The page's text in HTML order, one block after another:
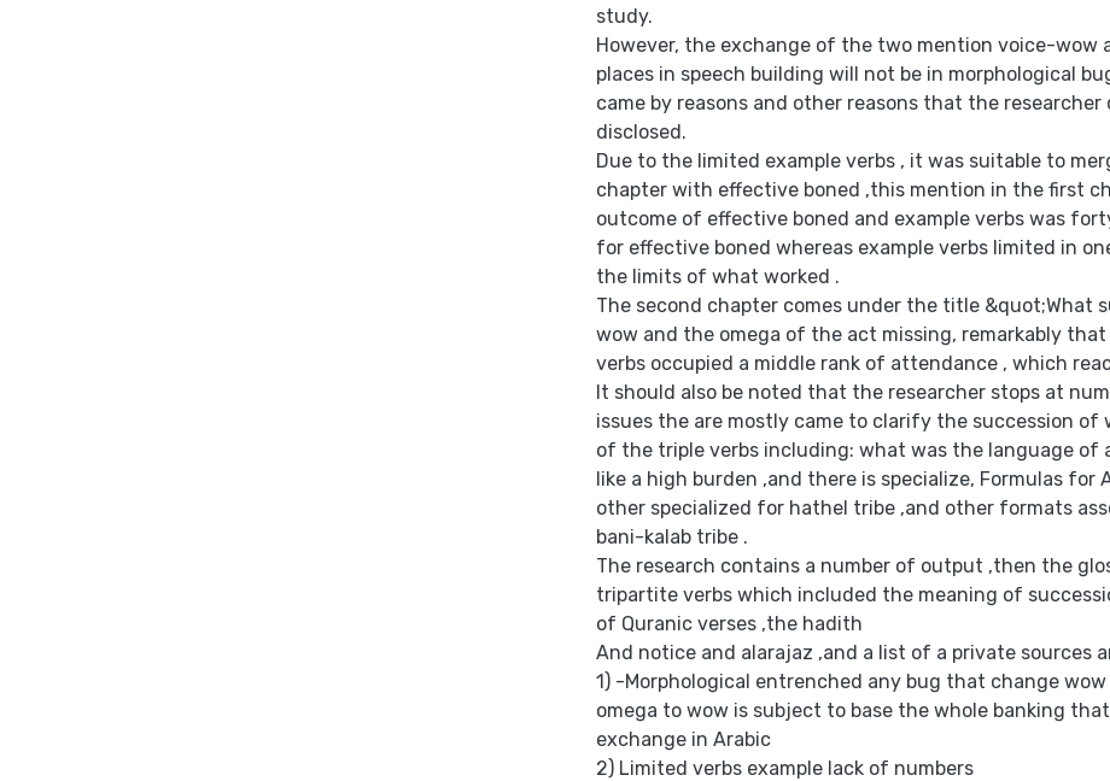
study.
However, the exchange of the two mention voice-wow
places in speech building will not be in morphological
came by reasons and other reasons that the researcher
disclosed.
Due to the limited example verbs , it was suitable to
chapter with effective boned ,this mention in the first
outcome of effective boned and example verbs was
for effective boned whereas example verbs limited in
the limits of what worked .
The second chapter comes under the title &quot;What
wow and the omega of the act missing, remarkably
verbs occupied a middle rank of attendance , which
It should also be noted that the researcher stops at
issues the are mostly came to clarify the succession of
of the triple verbs including: what was the language of
like a high burden ,and there is specialize, Formulas for
other specialized for hathel tribe ,and other formats
bani-kalab tribe .
The research contains a number of output ,then the
tripartite verbs which included the meaning of
of Quranic verses ,the hadith
And notice and alarajaz ,and a list of a private sources
1) -Morphological entrenched any bug that change
omega to wow is subject to base the whole banking
exchange in Arabic
2) Limited verbs example lack of numbers